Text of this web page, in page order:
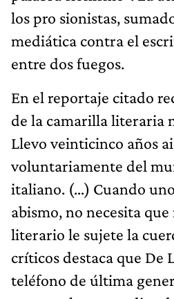
los pro sionistas,
mediática contra el
entre dos fuegos.
En el reportaje citado
de la camarilla literaria
Llevo veinticinco años
voluntariamente del
italiano. (…) Cuando
abismo, no necesita
literario le sujete la
críticos destaca que De
teléfono de última